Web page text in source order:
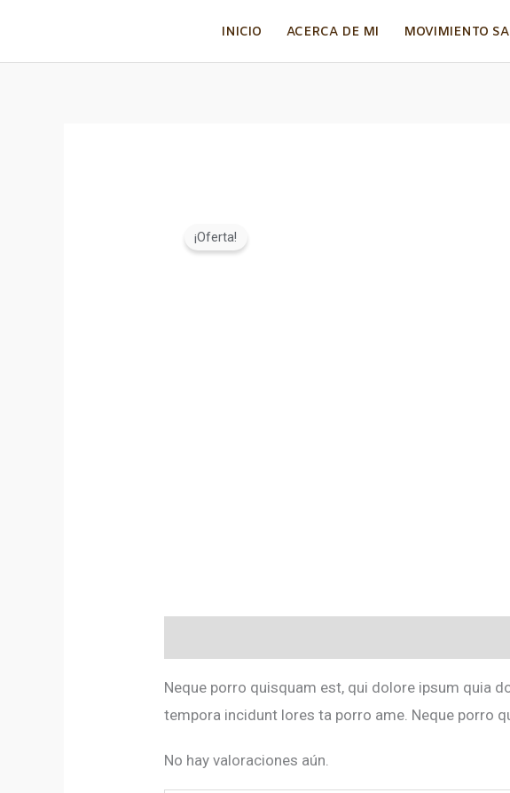
contenido
INICIO ACERCA DE MI MOVIMIENTO
¡Oferta!
Neque porro quisquam est, qui dolore ipsum quia
tempora incidunt lores ta porro ame. Neque porro
No hay valoraciones aún.